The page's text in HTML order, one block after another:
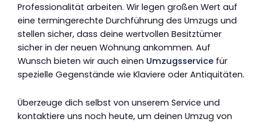
Professionalität arbeiten. Wir legen großen Wert auf
eine termingerechte Durchführung des Umzugs und
stellen sicher, dass deine wertvollen Besitztümer
sicher in der neuen Wohnung ankommen. Auf
Wunsch bieten wir auch einen Umzugsservice für
spezielle Gegenstände wie Klaviere oder Antiquitäten.
Überzeuge dich selbst von unserem Service und
kontaktiere uns noch heute, um deinen Umzug von